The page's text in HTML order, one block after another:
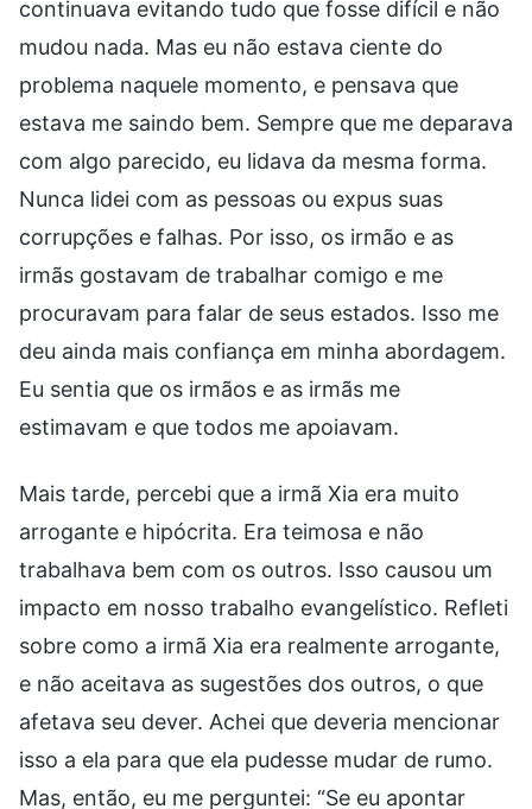
continuava evitando tudo que fosse difícil e não
mudou nada. Mas eu não estava ciente do
problema naquele momento, e pensava que
estava me saindo bem. Sempre que me deparava
com algo parecido, eu lidava da mesma forma.
Nunca lidei com as pessoas ou expus suas
corrupções e falhas. Por isso, os irmão e as
irmãs gostavam de trabalhar comigo e me
procuravam para falar de seus estados. Isso me
deu ainda mais confiança em minha abordagem.
Eu sentia que os irmãos e as irmãs me
estimavam e que todos me apoiavam.
Mais tarde, percebi que a irmã Xia era muito
arrogante e hipócrita. Era teimosa e não
trabalhava bem com os outros. Isso causou um
impacto em nosso trabalho evangelístico. Refleti
sobre como a irmã Xia era realmente arrogante,
e não aceitava as sugestões dos outros, o que
afetava seu dever. Achei que deveria mencionar
isso a ela para que ela pudesse mudar de rumo.
Mas, então, eu me perguntei: “Se eu apontar